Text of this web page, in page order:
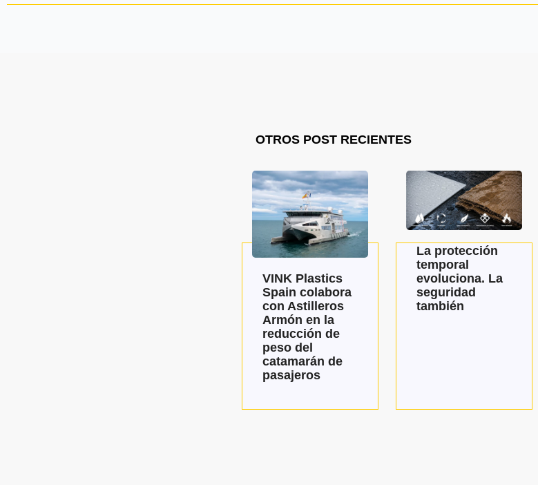
OTROS POST RECIENTES
VINK Plastics
Spain colabora
con Astilleros
Armón en la
reducción de
peso del
catamarán de
pasajeros
La protección
temporal
evoluciona. La
seguridad
también